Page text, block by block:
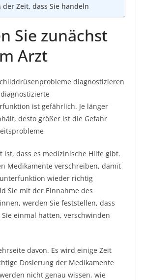
der Zeit, dass Sie handeln
Sie zunächst
Arzt
diagnostizieren
ist gefährlich. Je länger
desto größer ist die Gefahr
ist, dass es medizinische Hilfe gibt.
Medikamente verschreiben, damit
wieder richtig
Sie mit der Einnahme des
werden Sie feststellen, dass
einmal hatten, verschwinden
davon. Es wird einige Zeit
Dosierung der Medikamente
nicht genau wissen, wie